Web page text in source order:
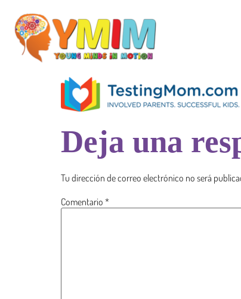
Deja una
Tu dirección de correo electrónico no será
Comentario *